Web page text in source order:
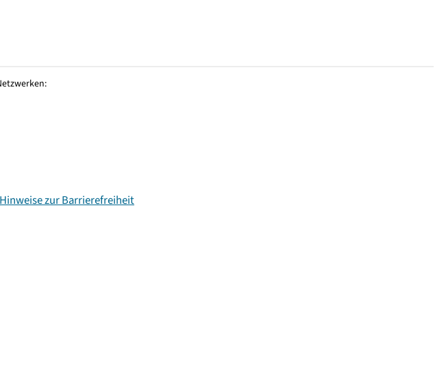
Hinweise zur Barrierefreiheit